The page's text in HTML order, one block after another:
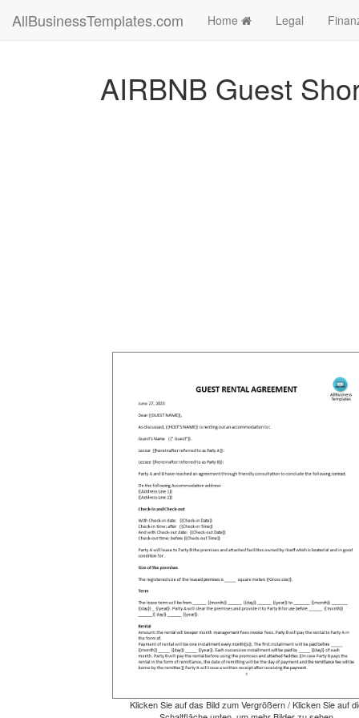
AllBusinessTemplates.com Home Legal
AIRBNB Guest
Klicken Sie auf das Bild zum Vergrößern / Klicken Sie auf